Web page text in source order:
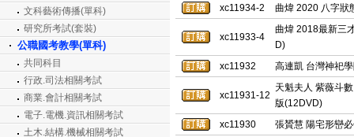
文科藝術傳播(單科)
研究所考試(套裝)
公職國考教學(單科)
共同科目
行政.司法相關考試
商業.會計相關考試
電子.電機.資訊相關考試
土木.結構.機械相關考試
xc11934-2
曲煒 2020 八字狀
xc11933-4
曲煒 2018最新三
D)
xc11932
高連凱 台灣神祀
xc11931-12
天魁夫人 紫薇斗
版(12DVD)
xc11930
張贇慧 陽宅形巒